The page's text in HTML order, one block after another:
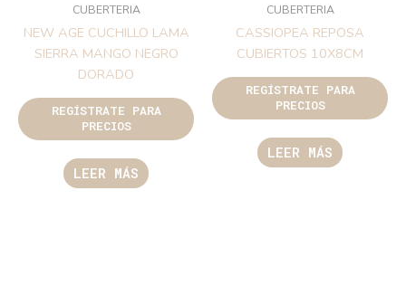
CUBERTERIA
NEW AGE CUCHILLO LAMA
SIERRA MANGO NEGRO
DORADO
REGÍSTRATE PARA
PRECIOS
LEER MÁS
CUBERTERIA
CASSIOPEA REPOSA
CUBIERTOS 10X8CM
REGÍSTRATE PARA
PRECIOS
LEER MÁS